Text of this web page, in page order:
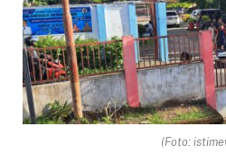
(Foto: